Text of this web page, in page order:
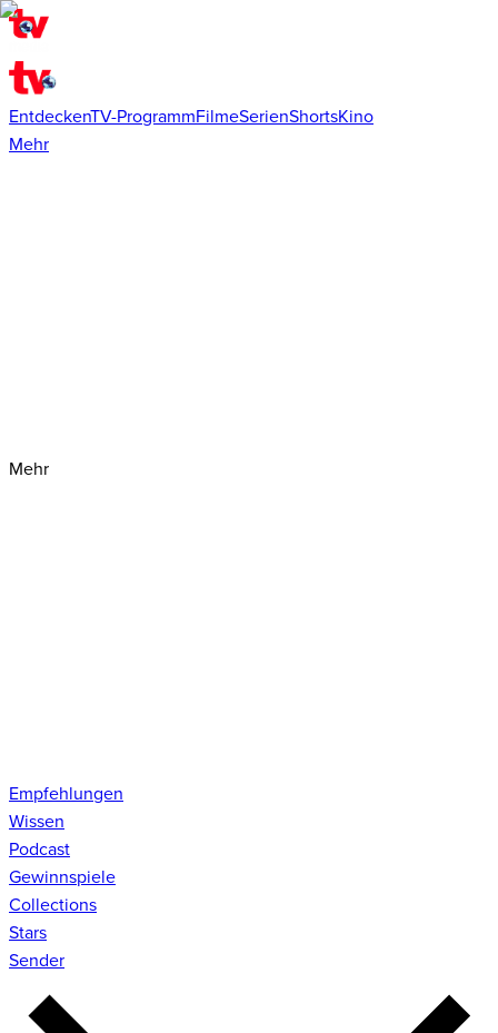
EntdeckenTV-ProgrammFilmeSerienShortsKino
Mehr
Mehr
Empfehlungen
Wissen
Podcast
Gewinnspiele
Collections
Stars
Sender